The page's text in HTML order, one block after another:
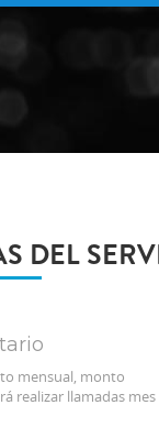
DEL
mensual, monto
realizar llamadas mes